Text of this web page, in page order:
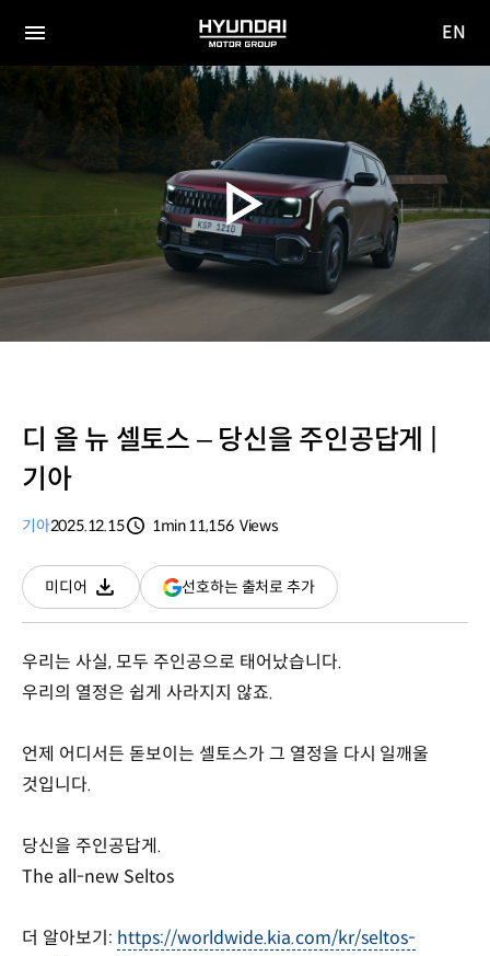
전체
HYUNDAI
MOTOR
GROUP
이동
EN
디 올 뉴 셀토스 – 당신을 주인공답게 |
기아
기아2025.12.15
1min11,156 Views
미디어
다운로드
선호하는 출처로 추가(새
창
우리는 사실, 모두 주인공으로 태어났습니다.
우리의 열정은 쉽게 사라지지 않죠.
언제 어디서든 돋보이는 셀토스가 그 열정을 다시 일깨울
것입니다.
당신을 주인공답게.
The all-new Seltos
더 알아보기: https://worldwide.kia.com/kr/seltos-